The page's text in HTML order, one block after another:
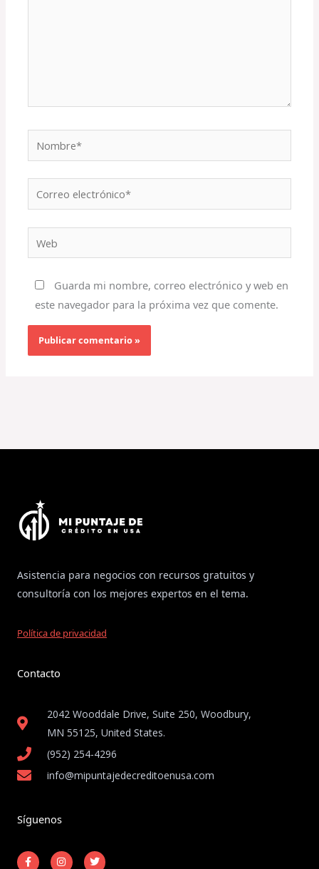
electrónico*
Guarda mi nombre, correo electrónico y web en
este navegador para la próxima vez que comente.
Asistencia para negocios con recursos gratuitos y
consultoría con los mejores expertos en el tema.
Política de privacidad
Contacto
2042 Wooddale Drive, Suite 250, Woodbury,
MN 55125, United States​.
(952) 254-4296
info@mipuntajedecreditoenusa.com
Síguenos
F
a
I
n
T
w